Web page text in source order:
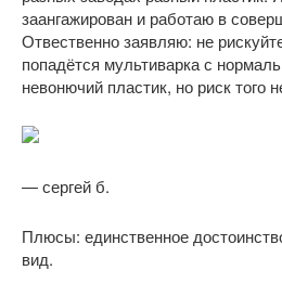
заангажирован и работаю в
Отвественно заявляю: не
попадётся мультиварка с
невонючий пластик, но риск того
— сергей б.
Плюсы: единственное
вид.